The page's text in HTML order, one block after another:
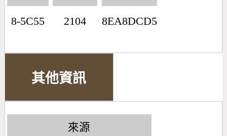
8-5C55 2104 8EA8DCD5
其他資訊
來源